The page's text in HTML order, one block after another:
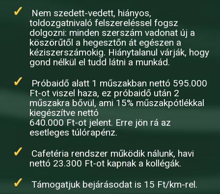
Nem szedett-vedett, hiányos,
toldozgatnivaló felszereléssel fogsz
dolgozni: minden szerszám vadonat új a
köszörűtől a hegesztőn át egészen a
kéziszerszámokig. Hiánytalanul várják, hogy
gond nélkül el tudd látni a munkád.
Próbaidő alatt 1 műszakban nettó 595.000
Ft-ot viszel haza, ez próbaidő után 2
műszakra bővül, ami 15% műszakpótlékkal
kiegészítve nettó
640.000 Ft-ot jelent. Erre jön rá az
esetleges túlórapénz.
Cafetéria rendszer működik nálunk, havi
nettó 23.300 Ft-ot kapnak a kollégák.
Támogatjuk bejárásodat is 15 Ft/km-rel.